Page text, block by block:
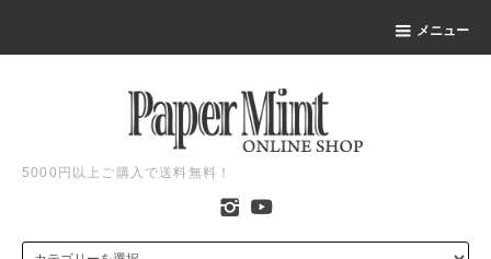
メニュー
5000円以上ご購入で送料無料！